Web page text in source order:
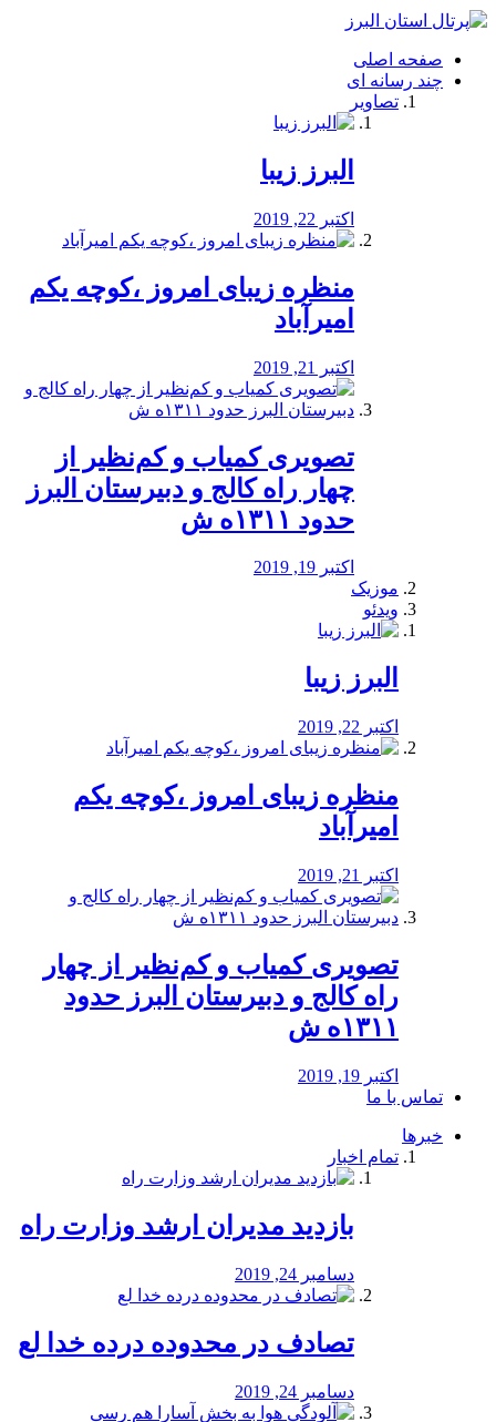
فصد
شرق
تهران
خشکشویی
صفحه اصلی
چند رسانه ای
تصاویر
البرز زیبا
اکتبر 22, 2019
منظره‌‌ زیبای امروز ،کوچه یکم
امیرآباد
اکتبر 21, 2019
️تصویری کمیاب و کم‌نظیر از
چهار راه كالج و دبيرستان البرز
حدود ۱۳۱۱ه ش
اکتبر 19, 2019
موزیک
ویدئو
البرز زیبا
اکتبر 22, 2019
منظره‌‌ زیبای امروز ،کوچه یکم
امیرآباد
اکتبر 21, 2019
️تصویری کمیاب و کم‌نظیر از چهار
راه كالج و دبيرستان البرز حدود
۱۳۱۱ه ش
اکتبر 19, 2019
تماس با ما
خبرها
تمام اخبار
بازدید مدیران ارشد وزارت راه
دسامبر 24, 2019
تصادف در محدوده درده خدا لع
دسامبر 24, 2019